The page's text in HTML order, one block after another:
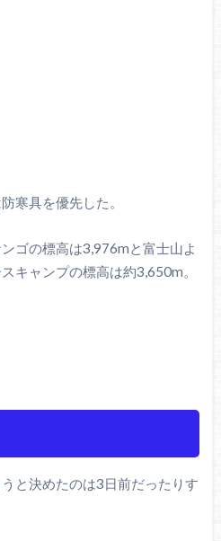
寒具を優先した。
ゴの標高は3,976mと富士山よ
キャンプの標高は約3,650m。
と決めたのは3日前だったりす